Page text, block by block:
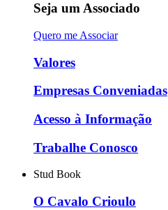
Seja um Associado
Quero me Associar
Valores
Empresas Conveniadas
Acesso à Informação
Trabalhe Conosco
Stud Book
O Cavalo Crioulo